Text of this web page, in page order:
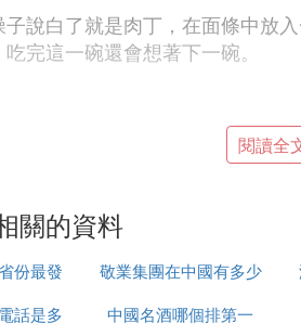
說白了就是肉丁，在面條中放
完這一碗還會想著下一碗。
閱讀全
關的資料
份最發
敬業集團在中國有多少
辦事處
話是多
中國名酒哪個排第一